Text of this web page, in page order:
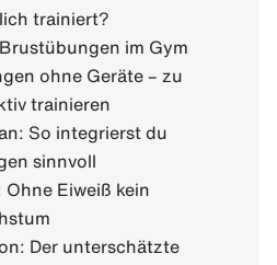
trainiert?
im Gym
ohne Geräte – zu
trainieren
So integrierst du
sinnvoll
Eiweiß kein
Der unterschätzte